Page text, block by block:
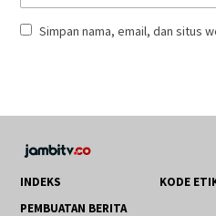
Simpan nama, email, dan situs
INDEKS KODE
PEMBUATAN BERITA